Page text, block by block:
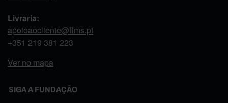
Livraria:
apoioaocliente@ffms.pt
+351 219 381 223
Ver no mapa
SIGA A FUNDAÇÃO